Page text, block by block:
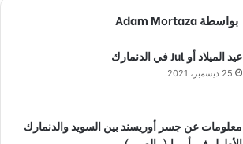
بواسطة Adam Mortaza
عيد الميلاد أو Jul في الدنمارك
25 ديسمبر، 2021
معلومات عن جسر أوريسند بين السويد والدنمارك